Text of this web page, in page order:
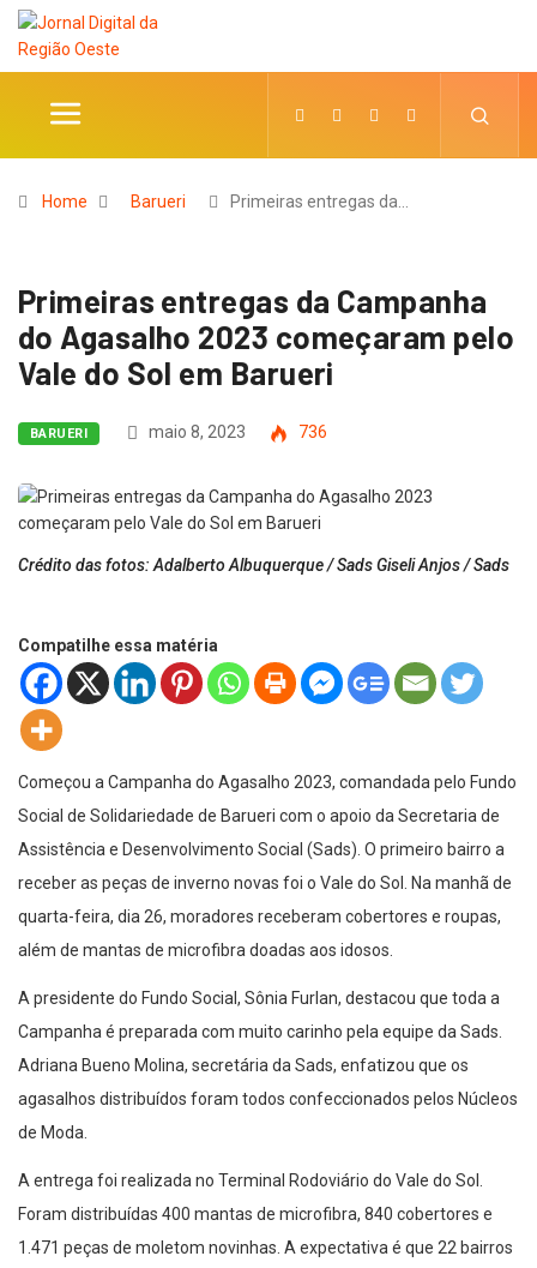
Home Barueri Primeiras entregas da…
Primeiras entregas da Campanha
do Agasalho 2023 começaram pelo
Vale do Sol em Barueri
BARUERI maio 8, 2023 736
Crédito das fotos: Adalberto Albuquerque / Sads Giseli Anjos / Sads
Compatilhe essa matéria
Começou a Campanha do Agasalho 2023, comandada pelo Fundo
Social de Solidariedade de Barueri com o apoio da Secretaria de
Assistência e Desenvolvimento Social (Sads). O primeiro bairro a
receber as peças de inverno novas foi o Vale do Sol. Na manhã de
quarta-feira, dia 26, moradores receberam cobertores e roupas,
além de mantas de microfibra doadas aos idosos.
A presidente do Fundo Social, Sônia Furlan, destacou que toda a
Campanha é preparada com muito carinho pela equipe da Sads.
Adriana Bueno Molina, secretária da Sads, enfatizou que os
agasalhos distribuídos foram todos confeccionados pelos Núcleos
de Moda.
A entrega foi realizada no Terminal Rodoviário do Vale do Sol.
Foram distribuídas 400 mantas de microfibra, 840 cobertores e
1.471 peças de moletom novinhas. A expectativa é que 22 bairros